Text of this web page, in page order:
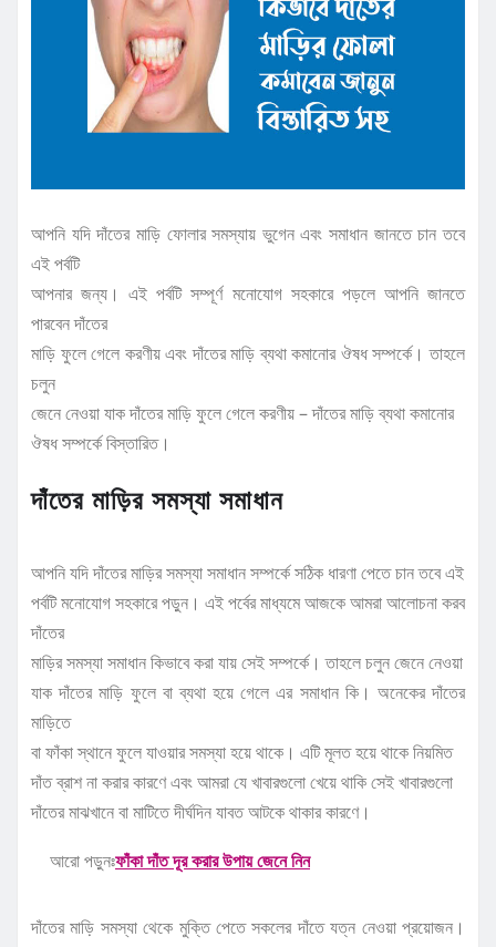
আপনি যদি দাঁতের মাড়ি ফোলার সমস্যায় ভুগেন এবং সমাধান জানতে চান তবে
এই পর্বটি
আপনার জন্য। এই পর্বটি সম্পূর্ণ মনোযোগ সহকারে পড়লে আপনি জানতে
পারবেন দাঁতের
মাড়ি ফুলে গেলে করণীয় এবং দাঁতের মাড়ি ব্যথা কমানোর ঔষধ সম্পর্কে। তাহলে
চলুন
জেনে নেওয়া যাক দাঁতের মাড়ি ফুলে গেলে করণীয় – দাঁতের মাড়ি ব্যথা কমানোর
ঔষধ সম্পর্কে বিস্তারিত।
দাঁতের মাড়ির সমস্যা সমাধান
আপনি যদি দাঁতের মাড়ির সমস্যা সমাধান সম্পর্কে সঠিক ধারণা পেতে চান তবে এই
পর্বটি মনোযোগ সহকারে পড়ুন। এই পর্বের মাধ্যমে আজকে আমরা আলোচনা করব
দাঁতের
মাড়ির সমস্যা সমাধান কিভাবে করা যায় সেই সম্পর্কে। তাহলে চলুন জেনে নেওয়া
যাক দাঁতের মাড়ি ফুলে বা ব্যথা হয়ে গেলে এর সমাধান কি। অনেকের দাঁতের
মাড়িতে
বা ফাঁকা স্থানে ফুলে যাওয়ার সমস্যা হয়ে থাকে। এটি মূলত হয়ে থাকে নিয়মিত
দাঁত ব্রাশ না করার কারণে এবং আমরা যে খাবারগুলো খেয়ে থাকি সেই খাবারগুলো
দাঁতের মাঝখানে বা মাটিতে দীর্ঘদিন যাবত আটকে থাকার কারণে।
আরো পড়ুনঃফাঁকা দাঁত দূর করার উপায় জেনে নিন
দাঁতের মাড়ি সমস্যা থেকে মুক্তি পেতে সকলের দাঁতে যত্ন নেওয়া প্রয়োজন।